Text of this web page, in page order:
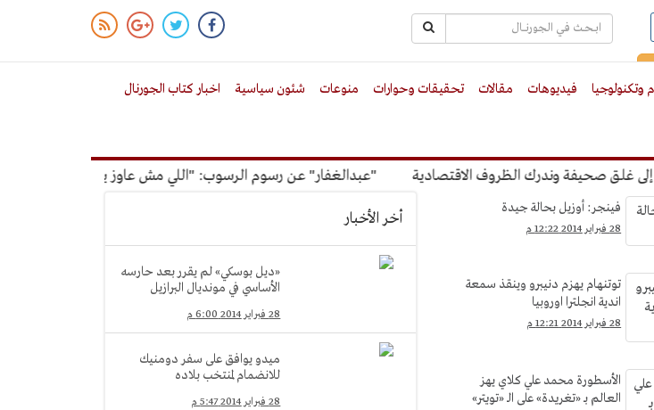
وتكنولوجيا فيديوهات مقالات تحقيقات وحوارات منوعات شئون سياسية اخبار كتاب الجورنال
صحيفة وندرك الظروف الاقتصادية "عبدالغفار" عن رسوم الرسوب: "اللي مش عاوز يتعلم ملوش مجانية"
فينجر: أوزيل بحالة جيدة
28 فبراير 2014 12:22 م
توتنهام يهزم دنيبرو وينقذ سمعة
اندية انجلترا اوروبيا
28 فبراير 2014 12:21 م
الأسطورة محمد علي كلاي يهز
العالم بـ «تغريدة» على الـ «تويتر»
أخر الأخبار
«ديل بوسكي» لم يقرر بعد حارسه
الأساسي في مونديال البرازيل
28 فبراير 2014 6:00 م
ميدو يوافق على سفر دومنيك
للانضمام لمنتخب بلاده
28 فبراير 2014 5:47 م